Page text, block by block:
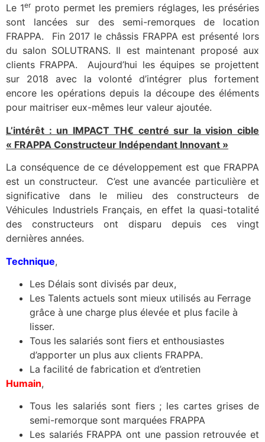
Le 1erproto permet les premiers réglages, les préséries
sont lancées sur des semi-remorques de location
FRAPPA. Fin 2017 le châssis FRAPPA est présenté lors
du salon SOLUTRANS. Il est maintenant proposé aux
clients FRAPPA. Aujourd’hui les équipes se projettent
sur 2018 avec la volonté d’intégrer plus fortement
encore les opérations depuis la découpe des éléments
pour maitriser eux-mêmes leur valeur ajoutée.
L’intérêt : un IMPACT TH€ centré sur la vision cible
« FRAPPA Constructeur Indépendant Innovant »
La conséquence de ce développement est que FRAPPA
est un constructeur. C’est une avancée particulière et
significative dans le milieu des constructeurs de
Véhicules Industriels Français, en effet la quasi-totalité
des constructeurs ont disparu depuis ces vingt
dernières années.
Technique,
Les Délais sont divisés par deux,
Les Talents actuels sont mieux utilisés au Ferrage
grâce à une charge plus élevée et plus facile à
lisser.
Tous les salariés sont fiers et enthousiastes
d’apporter un plus aux clients FRAPPA.
La facilité de fabrication et d’entretien
Humain,
Tous les salariés sont fiers ; les cartes grises de
semi-remorque sont marquées FRAPPA
Les salariés FRAPPA ont une passion retrouvée et